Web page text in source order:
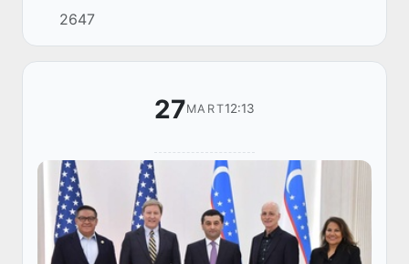
Obolenskiy oʻrtasida uchrashuv boʻlib oʻtdi.
2647
27MART12:13